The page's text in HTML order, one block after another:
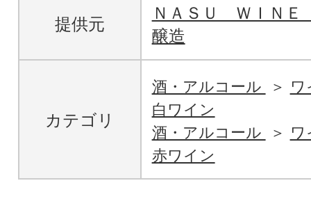
提供元
ＮＡＳＵ ＷＩＮ
醸造
カテゴリ
酒・アルコール
白ワイン
酒・アルコール
赤ワイン